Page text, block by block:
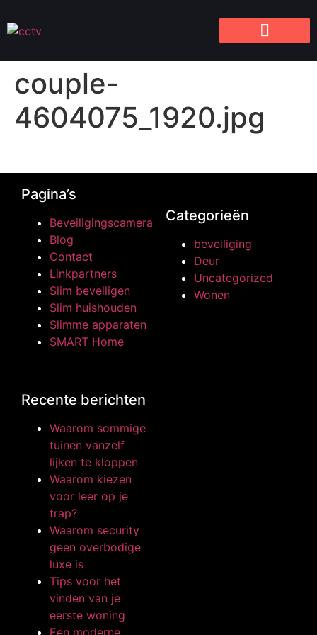
couple-
4604075_1920.jpg
Pagina’s
Beveiligingscamera
Blog
Contact
Linkpartners
Slim beveiligen
Slim huishouden
Slimme apparaten
SMART Home
Categorieën
beveiliging
Deur
Uncategorized
Wonen
Recente berichten
Waarom sommige
tuinen vanzelf
lijken te kloppen
Waarom kiezen
voor leer op je
trap?
Waarom security
geen overbodige
luxe is
Tips voor het
vinden van je
eerste woning